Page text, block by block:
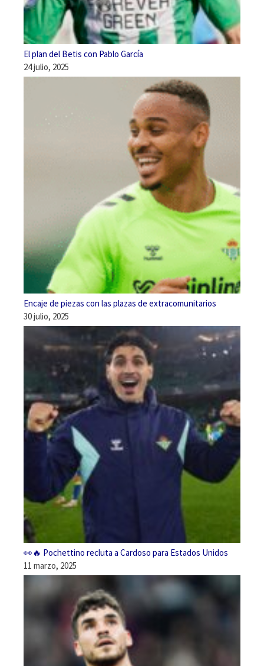
El plan del Betis con Pablo García
24 julio, 2025
Encaje de piezas con las plazas de extracomunitarios
30 julio, 2025
👀🔥 Pochettino recluta a Cardoso para Estados Unidos
11 marzo, 2025